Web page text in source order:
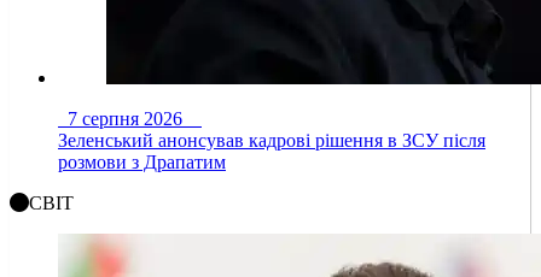
7 серпня 2026
Зеленський анонсував кадрові рішення в ЗСУ після
розмови з Драпатим
СВІТ